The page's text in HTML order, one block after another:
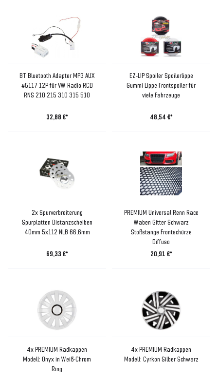
BT Bluetooth Adapter MP3 AUX
#5117 12P für VW Radio RCD
RNS 210 215 310 315 510
32,88 €*
EZ-LIP Spoiler Spoilerlippe
Gummi Lippe Frontspoiler für
viele Fahrzeuge
48,54 €*
2x Spurverbreiterung
Spurplatten Distanzscheiben
40mm 5x112 NLB 66,6mm
69,33 €*
PREMIUM Universal Renn Race
Waben Gitter Schwarz
Stoßstange Frontschürze
Diffuso
20,91 €*
4x PREMIUM Radkappen
Modell: Onyx in Weiß-Chrom
Ring
4x PREMIUM Radkappen
Modell: Cyrkon Silber Schwarz